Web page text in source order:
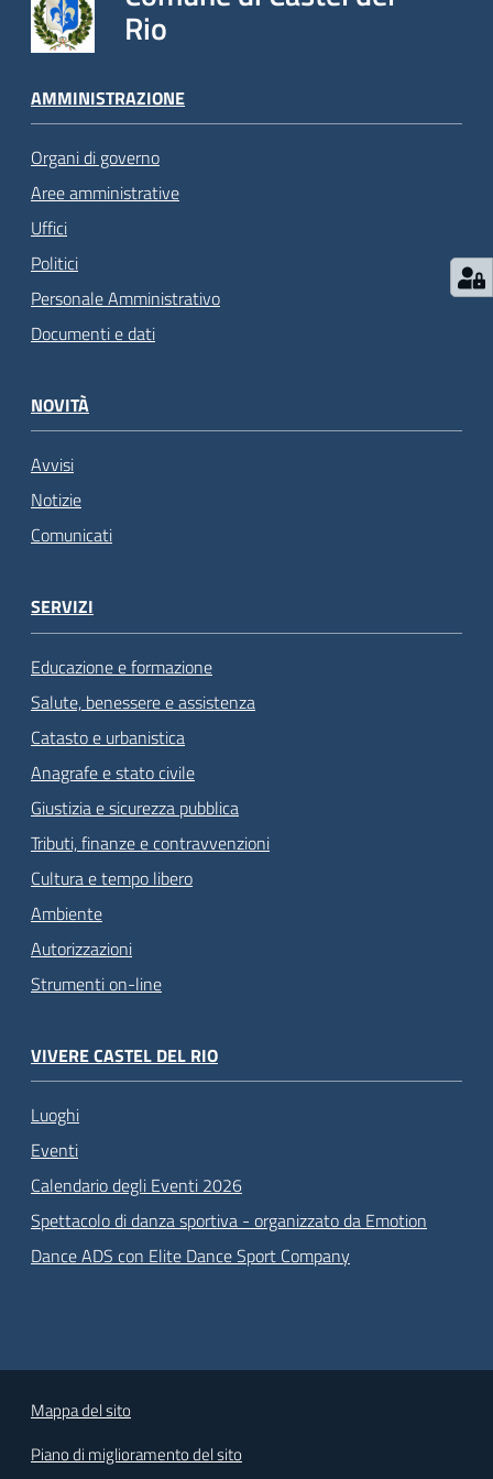
Rio
AMMINISTRAZIONE
Organi di governo
Aree amministrative
Uffici
Politici
Personale Amministrativo
Documenti e dati
NOVITÀ
Avvisi
Notizie
Comunicati
SERVIZI
Educazione e formazione
Salute, benessere e assistenza
Catasto e urbanistica
Anagrafe e stato civile
Giustizia e sicurezza pubblica
Tributi, finanze e contravvenzioni
Cultura e tempo libero
Ambiente
Autorizzazioni
Strumenti on-line
VIVERE CASTEL DEL RIO
Luoghi
Eventi
Calendario degli Eventi 2026
Spettacolo di danza sportiva - organizzato da Emotion
Dance ADS con Elite Dance Sport Company
Mappa del sito
Piano di miglioramento del sito